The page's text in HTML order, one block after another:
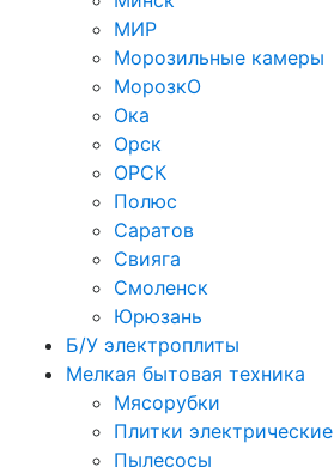
МИР
Морозильные камеры
МорозкО
Ока
Орск
ОРСК
Полюс
Саратов
Свияга
Смоленск
Юрюзань
Б/У электроплиты
Мелкая бытовая техника
Мясорубки
Плитки электрические
Пылесосы